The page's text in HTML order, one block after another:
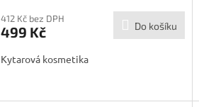
412 Kč bez DPH
499 Kč Do košíku
Kytarová kosmetika